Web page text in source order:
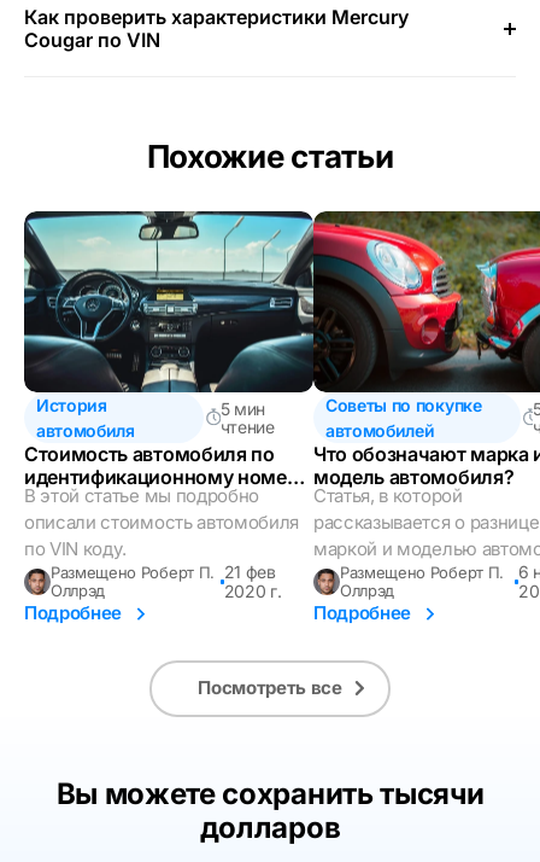
Как проверить характеристики Mercury
Cougar по VIN
Похожие статьи
История
автомобиля
5 мин
чтение
Стоимость автомобиля по
идентификационному номеру
(VIN)
В этой статье мы подробно
описали стоимость автомобиля
по VIN коду.
Размещено Роберт П.
Оллрэд
21 фев
2020 г.
Подробнее
Советы по покупке
автомобилей
Что обозначают марка
модель автомобиля?
Статья, в которой
рассказывается о
маркой и моделью
Размещено Роберт П.
Оллрэд
6
Подробнее
Посмотреть все
Вы можете сохранить тысячи
долларов